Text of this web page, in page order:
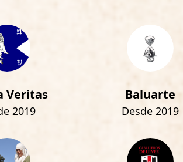
Veritas
2019
Baluarte
Desde 2019